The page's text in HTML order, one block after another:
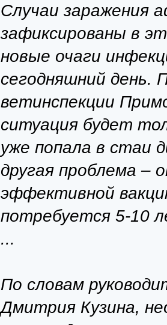
Случаи заражения
зафиксированы в
новые очаги
сегодняшний день.
ветинспекции
ситуация будет
уже попала в стаи
другая проблема –
эффективной
потребуется 5-10
...
По словам
Дмитрия Кузина,